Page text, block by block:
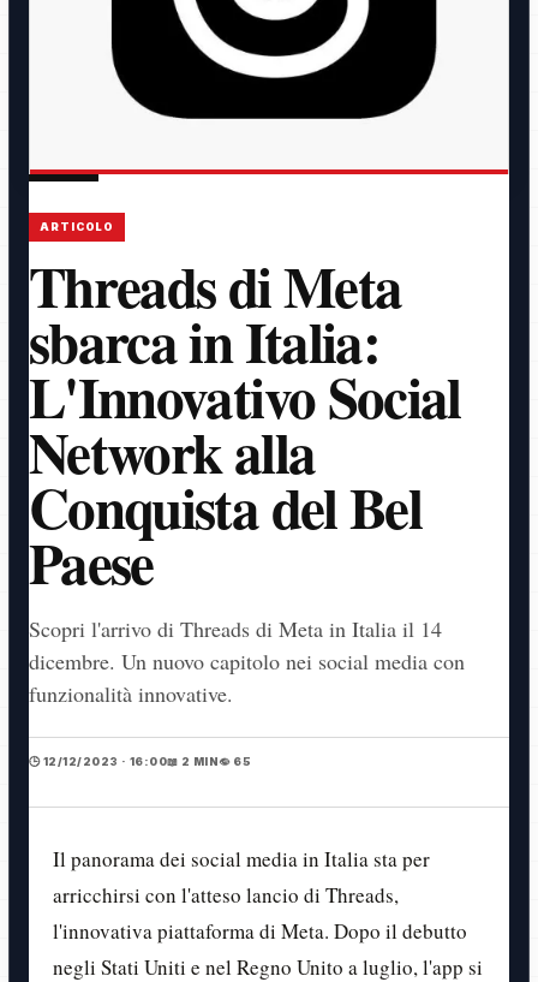
ARTICOLO
Threads di Meta
sbarca in Italia:
L'Innovativo Social
Network alla
Conquista del Bel
Paese
Scopri l'arrivo di Threads di Meta in Italia il 14
dicembre. Un nuovo capitolo nei social media con
funzionalità innovative.
🕒 12/12/2023 · 16:00📖 2 MIN👁️ 65
Il panorama dei social media in Italia sta per
arricchirsi con l'atteso lancio di Threads,
l'innovativa piattaforma di Meta. Dopo il debutto
negli Stati Uniti e nel Regno Unito a luglio, l'app si